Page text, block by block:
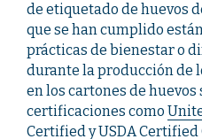
de etiquetado de huevos
que se han cumplido
prácticas de bienestar o
durante la producción de
en los cartones de
certificaciones como
Certifiedy USDA